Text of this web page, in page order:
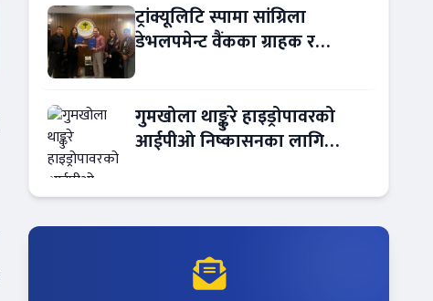
ट्रांक्यूलिटि स्पामा सांग्रिला
डेभलपमेन्ट वैंकका ग्राहक र
गुमखोला थाङ्कुरे हाइड्रोपावरको
आईपीओ निष्कासनका लागि